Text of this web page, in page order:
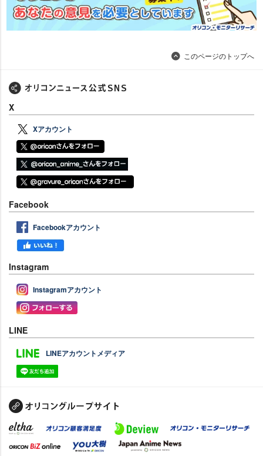
このページのトップへ
X
Xアカウント
Facebook
Facebookアカウント
Instagram
Instagramアカウント
LINE
LINEアカウントメディア